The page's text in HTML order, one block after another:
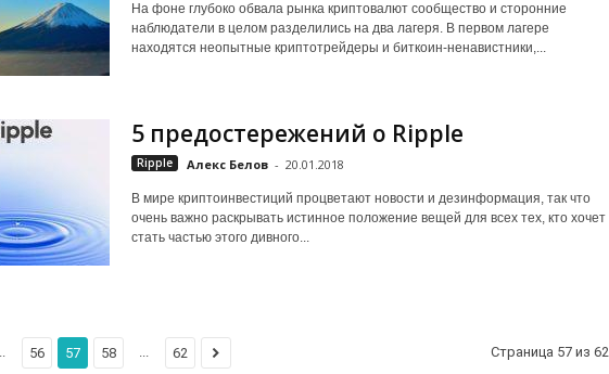
На фоне глубоко обвала рынка криптовалют сообщество и сторонние
наблюдатели в целом разделились на два лагеря. В первом лагере
находятся неопытные криптотрейдеры и биткоин-ненавистники,...
5 предостережений о Ripple
Ripple Алекс Белов - 20.01.2018
В мире криптоинвестиций процветают новости и дезинформация, так что
очень важно раскрывать истинное положение вещей для всех тех, кто хочет
стать частью этого дивного...
56 57 58 62 Страница 57 из 62